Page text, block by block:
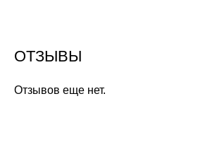
ОТЗЫВЫ
Отзывов еще нет.